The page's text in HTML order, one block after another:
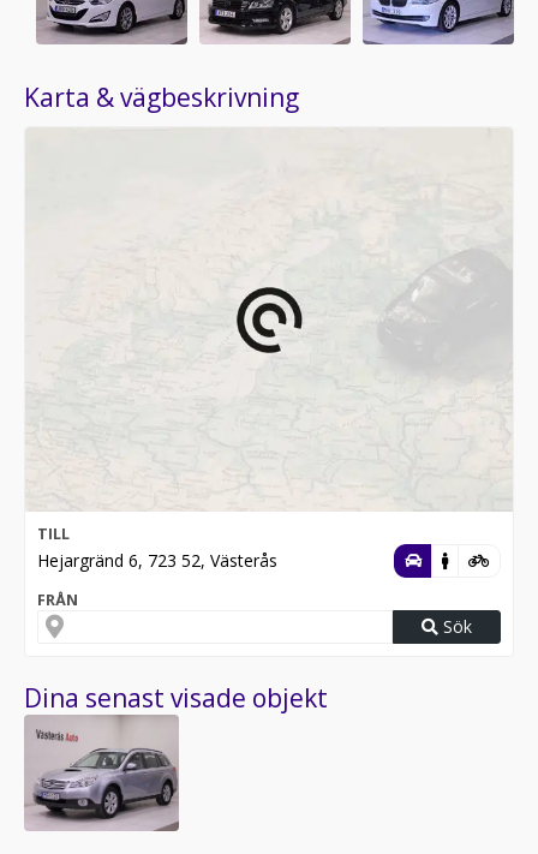
Karta & vägbeskrivning
TILL
Hejargränd 6, 723 52, Västerås
FRÅN
Sök
Dina senast visade objekt